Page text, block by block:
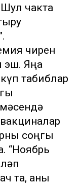
чакта
чирен
эш. Яңа
табиблар
соңгы
“Ноябрь
та, аны